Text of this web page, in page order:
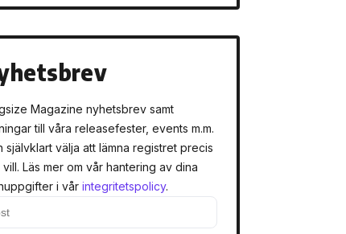
Magazine nyhetsbrev samt
till våra releasefester, events m.m.
självklart välja att lämna registret precis
Läs mer om vår hantering av dina
i vår integritetspolicy.